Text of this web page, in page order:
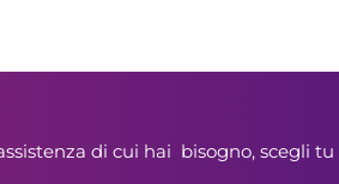
di cui hai bisogno, scegli tu